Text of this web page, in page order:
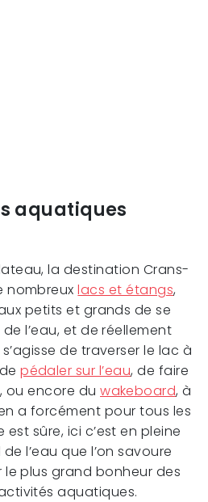
aquatiques
la destination Crans-
nombreuxlacs et étangs,
petits et grands de se
l’eau, et de réellement
s’agisse de traverser le lac à
pédaler sur l’eau, de faire
, ou encore duwakeboard, à
a forcément pour tous les
sûre, ici c’est en pleine
l’eau que l’on savoure
le plus grand bonheur des
aquatiques.